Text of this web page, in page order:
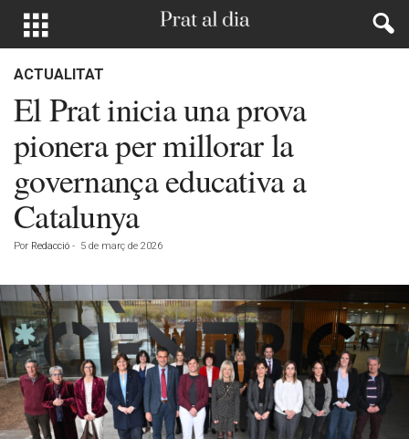
ACTUALITAT
El Prat inicia una prova
pionera per millorar la
governança educativa a
Catalunya
Por Redacció - 5 de març de 2026